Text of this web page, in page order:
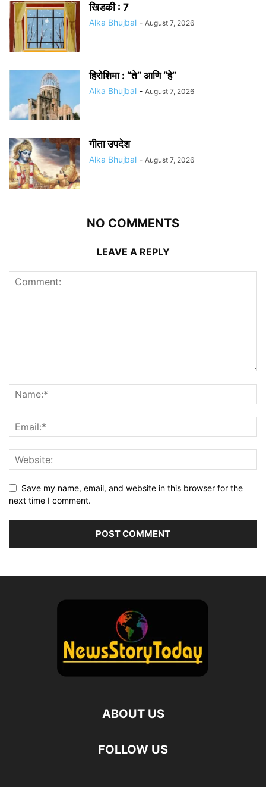
खिडकी : 7
Alka Bhujbal - August 7, 2026
हिरोशिमा : “ते” आणि “हे”
Alka Bhujbal - August 7, 2026
गीता उपदेश
Alka Bhujbal - August 7, 2026
NO COMMENTS
LEAVE A REPLY
Save my name, email, and website in this browser for the
next time I comment.
ABOUT US
FOLLOW US